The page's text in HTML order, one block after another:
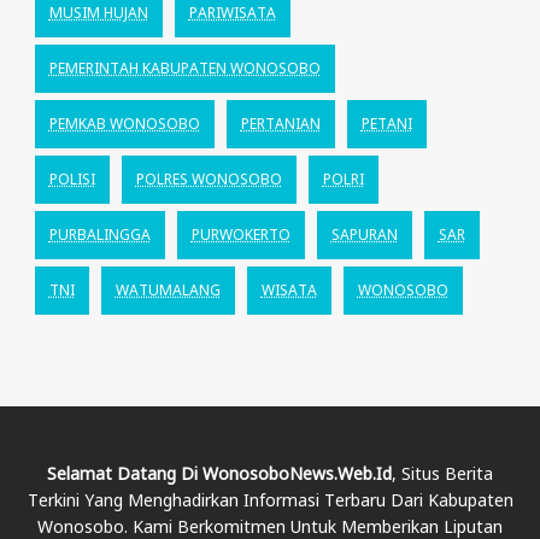
MUSIM HUJAN PARIWISATA
PEMERINTAH KABUPATEN WONOSOBO
PEMKAB WONOSOBO PERTANIAN PETANI
POLISI POLRES WONOSOBO POLRI
PURBALINGGA PURWOKERTO SAPURAN SAR
TNI WATUMALANG WISATA WONOSOBO
Selamat Datang Di WonosoboNews.web.id, Situs Berita
Terkini Yang Menghadirkan Informasi Terbaru Dari Kabupaten
Wonosobo. Kami Berkomitmen Untuk Memberikan Liputan